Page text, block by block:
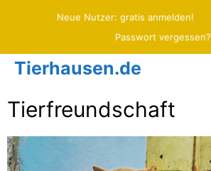
Neue Nutzer: gratis anmelden!
Passwort vergessen?
Tierhausen.de
Tierfreundschaft